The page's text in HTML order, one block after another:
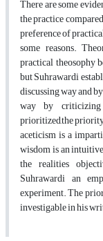
There are some
the practice
preference of
some reasons.
practical theosophy
but Suhrawardi
discussing way and
way by
prioritized,the
aceticism is a
wisdom is an
the realities
Suhrawardi an
experiment. The
investigable in his